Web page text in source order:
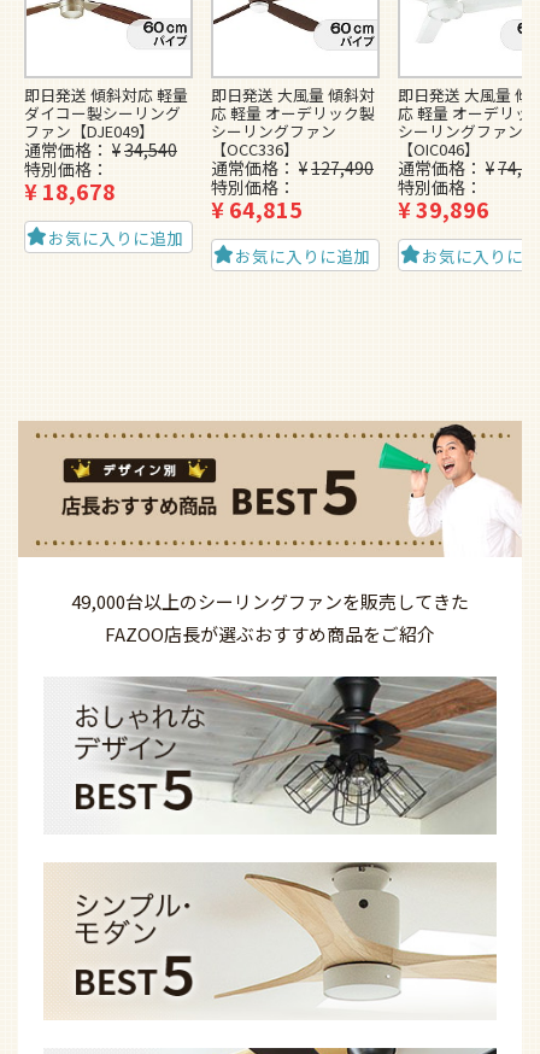
即日発送 傾斜対応 軽量
ダイコー製シーリング
ファン【DJE049】
通常価格 ¥34,540
特別価格
¥18,678
お気に入りに追加
即日発送 大風量 傾斜対
応 軽量 オーデリック製
シーリングファン
【OCC336】
通常価格 ¥127,490
特別価格
¥64,815
お気に入りに追加
即日発送 大風量 傾
応 軽量 オーデリッ
シーリングファン
【OIC046】
通常価格 ¥
特別価格
¥39,896
お気に入りに
49,000台以上のシーリングファンを販売してきた
FAZOO店長が選ぶおすすめ商品をご紹介